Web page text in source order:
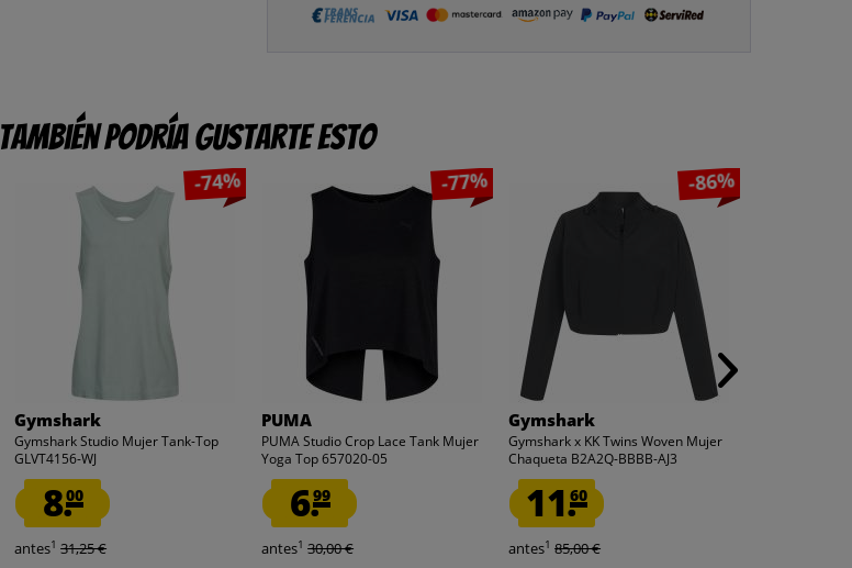
También podría gustarte esto
-74%
Gymshark
Gymshark Studio Mujer Tank-Top
GLVT4156-WJ
8.00
antes1 31,25 €
-77%
PUMA
PUMA Studio Crop Lace Tank Mujer
Yoga Top 657020-05
6.99
antes1 30,00 €
-86%
Gymshark
Gymshark x KK Twins Woven Mujer
Chaqueta B2A2Q-BBBB-AJ3
11.60
antes1 85,00 €